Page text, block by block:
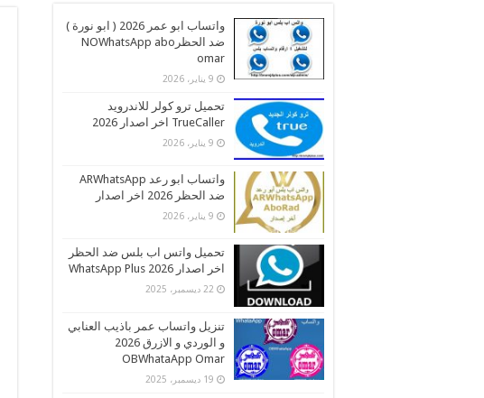
واتساب ابو عمر 2026 ( ابو نورة )
ضد الحظرNOWhatsApp abo
omar
9 يناير، 2026
تحميل ترو كولر للاندرويد
TrueCaller اخر اصدار 2026
9 يناير، 2026
واتساب ابو رعد ARWhatsApp
ضد الحظر 2026 اخر اصدار
9 يناير، 2026
تحميل واتس اب بلس ضد الحظر
اخر اصدار 2026 WhatsApp Plus
22 ديسمبر، 2025
تنزيل واتساب عمر باذيب العنابي
و الوردي و الازرق 2026
OBWhataApp Omar
19 ديسمبر، 2025